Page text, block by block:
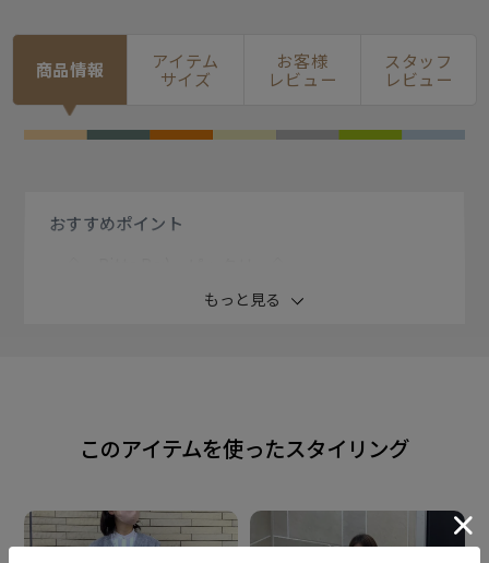
商品情報 アイテム
サイズ
お客様
レビュー
スタッフ
レビュー
おすすめポイント
着る人の『今』のライフスタイルを イメージし、着心
ニット。
性◎です。
もっと見る
このアイテムを使ったスタイリング